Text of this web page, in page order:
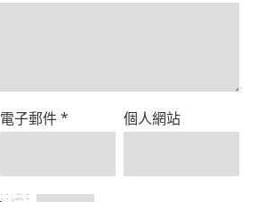
電子郵件* 個人網站